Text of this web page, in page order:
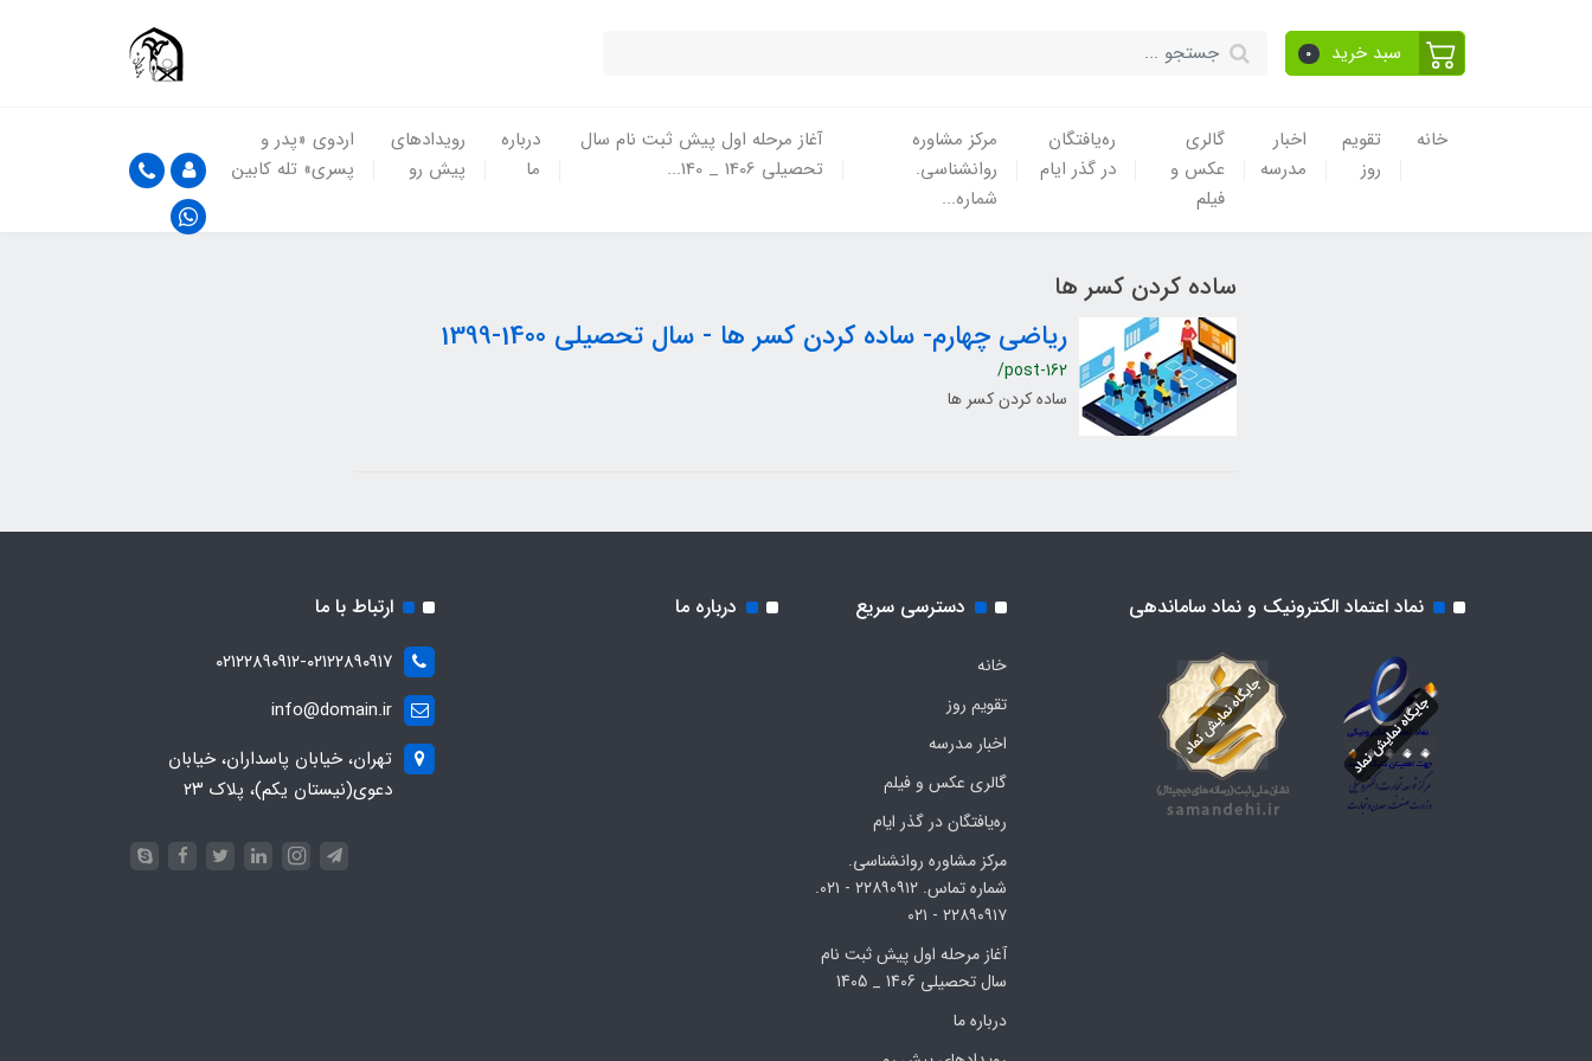
سبد خرید 0
خانه
تقویم
روز
اخبار
مدرسه
گالری
عکس و
فیلم
ره‌یافتگان
در گذر ایام
مرکز مشاوره
روانشناسی.
شماره...
آغاز مرحله اول پیش ثبت نام سال
تحصیلی 1406 _ 140...
درباره
ما
رویدادهای
پیش رو
اردوی «پدر و
پسری» تله کابین
ساده کردن کسر ها
ریاضی چهارم- ساده کردن کسر ها - سال تحصیلی 1400-1399
/post-162
ساده کردن کسر ها
نماد اعتماد الکترونیک و نماد ساماندهی دسترسی سریع
خانه
تقویم روز
اخبار مدرسه
گالری عکس و فیلم
ره‌یافتگان در گذر ایام
مرکز مشاوره روانشناسی.
شماره تماس. ۲۲۸۹۰۹۱۲ - ۰۲۱.
۲۲۸۹۰۹۱۷ - ۰۲۱
آغاز مرحله اول پیش ثبت نام
سال تحصیلی 1406 _ 1405
درباره ما
درباره ما ارتباط با ما
۰۲۱۲۲۸۹۰۹۱۲-۰۲۱۲۲۸۹۰۹۱۷
info@domain.ir
تهران، خیابان پاسداران، خیابان
دعوی(نیستان یکم)، پلاک ۲۳